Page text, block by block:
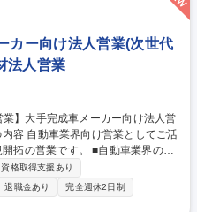
カー向け法人営業(次世代
法人営業
す。 ■自動車業界の最
大手メーカーを担当。新車立上げ
ローまで、一気通貫。 ■少数精鋭
ひとりの意見や行動が事業成長に
資格取得支援あり
退職金あり
完全週休2日制